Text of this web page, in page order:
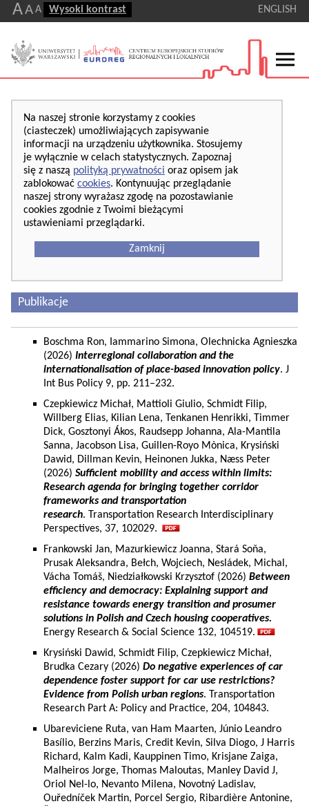
AA A Wysoki kontrast ENGLISH
Na naszej stronie korzystamy z cookies
(ciasteczek) umożliwiających zapisywanie
informacji na urządzeniu użytkownika. Stosujemy
je wyłącznie w celach statystycznych. Zapoznaj
się z naszą polityką prywatności oraz opisem jak
zablokować cookies. Kontynuując przeglądanie
naszej strony wyrażasz zgodę na pozostawianie
cookies zgodnie z Twoimi bieżącymi
ustawieniami przeglądarki.
Zamknij
Publikacje
Boschma Ron, Iammarino Simona, Olechnicka Agnieszka
(2026) Interregional collaboration and the
internationalisation of place-based innovation policy. J
Int Bus Policy 9, pp. 211–232.
Czepkiewicz Michał, Mattioli Giulio, Schmidt Filip,
Willberg Elias, Kilian Lena, Tenkanen Henrikki, Timmer
Dick, Gosztonyi Ákos, Raudsepp Johanna, Ala-Mantila
Sanna, Jacobson Lisa, Guillen-Royo Mònica, Krysiński
Dawid, Dillman Kevin, Heinonen Jukka, Næss Peter
(2026) Sufficient mobility and access within limits:
Research agenda for bringing together corridor
frameworks and transportation
research. Transportation Research Interdisciplinary
Perspectives, 37, 102029.
Frankowski Jan, Mazurkiewicz Joanna, Stará Soňa,
Prusak Aleksandra, Bełch, Wojciech, Nesládek, Michal,
Vácha Tomáš, Niedziałkowski Krzysztof (2026) Between
efficiency and democracy: Explaining support and
resistance towards energy transition and prosumer
solutions in Polish and Czech housing cooperatives.
Energy Research & Social Science 132, 104519.
Krysiński Dawid, Schmidt Filip, Czepkiewicz Michał,
Brudka Cezary (2026) Do negative experiences of car
dependence foster support for car use restrictions?
Evidence from Polish urban regions. Transportation
Research Part A: Policy and Practice, 204, 104843.
Ubareviciene Ruta, van Ham Maarten, Júnio Leandro
Basílio, Berzins Maris, Credit Kevin, Silva Diogo, J Harris
Richard, Kalm Kadi, Kauppinen Timo, Krisjane Zaiga,
Malheiros Jorge, Thomas Maloutas, Manley David J,
Oriol Nel-lo, Nevanto Milena, Novotný Ladislav,
Ouředníček Martin, Porcel Sergio, Ribardière Antonine,